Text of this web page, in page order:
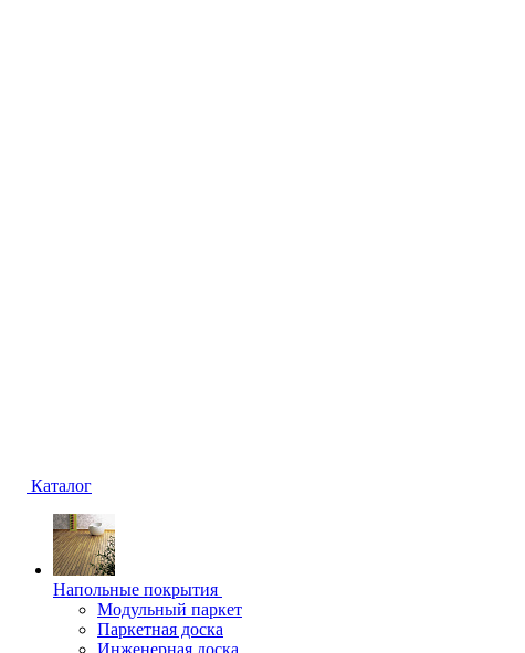
Каталог
Напольные покрытия
Модульный паркет
Паркетная доска
Инженерная доска